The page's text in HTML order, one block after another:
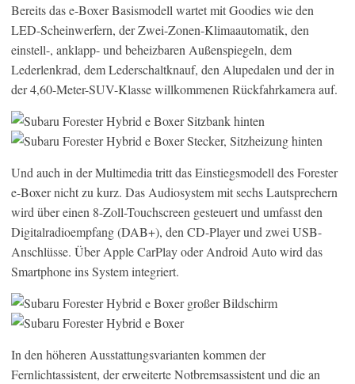
Bereits das e-Boxer Basismodell wartet mit Goodies wie den
LED-Scheinwerfern, der Zwei-Zonen-Klimaautomatik, den
einstell-, anklapp- und beheizbaren Außenspiegeln, dem
Lederlenkrad, dem Lederschaltknauf, den Alupedalen und der in
der 4,60-Meter-SUV-Klasse willkommenen Rückfahrkamera auf.
Und auch in der Multimedia tritt das Einstiegsmodell des Forester
e-Boxer nicht zu kurz. Das Audiosystem mit sechs Lautsprechern
wird über einen 8-Zoll-Touchscreen gesteuert und umfasst den
Digitalradioempfang (DAB+), den CD-Player und zwei USB-
Anschlüsse. Über Apple CarPlay oder Android Auto wird das
Smartphone ins System integriert.
In den höheren Ausstattungsvarianten kommen der
Fernlichtassistent, der erweiterte Notbremsassistent und die an